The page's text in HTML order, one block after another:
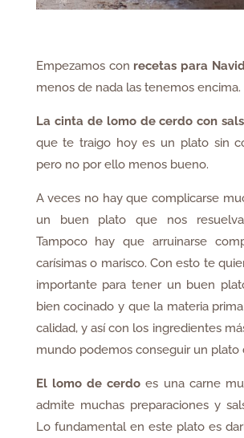
Empezamos con recetas para
menos de nada las tenemos encima.
La cinta de lomo de cerdo con
que te traigo hoy es un plato sin
pero no por ello menos bueno.
A veces no hay que complicarse
un buen plato que nos
Tampoco hay que arruinarse
carísimas o marisco. Con esto te
importante para tener un buen
bien cocinado y que la materia
calidad, y así con los ingredientes
mundo podemos conseguir un plato
El lomo de cerdo es una carne
admite muchas preparaciones y
Lo fundamental en este plato es